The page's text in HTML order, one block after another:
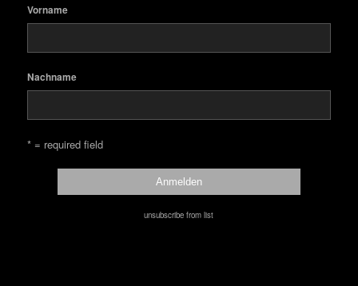
Vorname
Nachname
* = required field
unsubscribe from list